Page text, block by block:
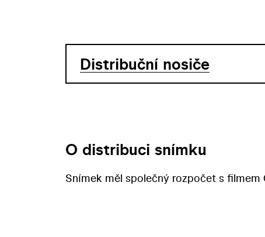
Distribuční nosiče
O distribuci snímku
Snímek měl společný rozpočet s filmem